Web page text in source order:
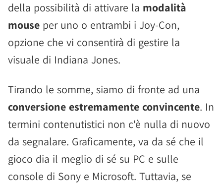
della possibilità di attivare la modalità
mouse per uno o entrambi i Joy-Con,
opzione che vi consentirà di gestire la
visuale di Indiana Jones.
Tirando le somme, siamo di fronte ad una
conversione estremamente convincente. In
termini contenutistici non c'è nulla di nuovo
da segnalare. Graficamente, va da sé che il
gioco dia il meglio di sé su PC e sulle
console di Sony e Microsoft. Tuttavia, se